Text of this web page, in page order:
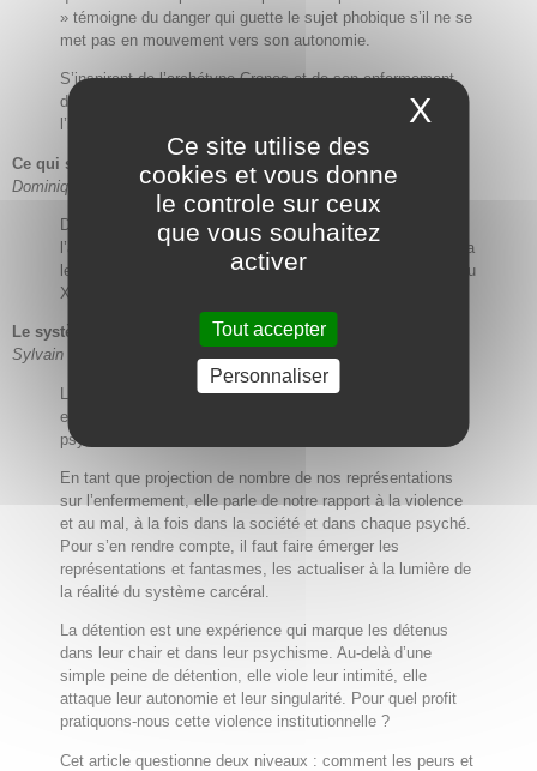
» témoigne du danger qui guette le sujet phobique s’il ne se
met pas en mouvement vers son autonomie.
S’inspirant de l’archétype Cronos et de son enfermement
dans le Tartare, l’auteure revisite le confinement actuel et
l’impact qu’il peut avoir sur certains sujets phobiques.
Ce qui semblait mièvre – mis au rancard.
Sans intérêt ?
Dominique Guilbault
Déambulation en cette période de confinement, en
l’absence cruelle de la présence charnelle des patients, à la
lecture de L’Amour peintre. L’imagerie érotique en France au
XVIIIe siècle, de Guillaume Faroult.
Le système carcéral français, allégorie de nos enfermements
Sylvain Lhuissier
La prison en tant qu’institution est mal connue. Pourtant,
elle constitue à l’échelle sociale un étonnant miroir de nos
psychismes individuels.
En tant que projection de nombre de nos représentations
sur l’enfermement, elle parle de notre rapport à la violence
et au mal, à la fois dans la société et dans chaque psyché.
Pour s’en rendre compte, il faut faire émerger les
représentations et fantasmes, les actualiser à la lumière de
la réalité du système carcéral.
La détention est une expérience qui marque les détenus
dans leur chair et dans leur psychisme. Au-delà d’une
simple peine de détention, elle viole leur intimité, elle
attaque leur autonomie et leur singularité. Pour quel profit
pratiquons-nous cette violence institutionnelle ?
Cet article questionne deux niveaux : comment les peurs et
Ce site utilise des
cookies et vous donne
le controle sur ceux
que vous souhaitez
activer
Tout accepter
Personnaliser
X